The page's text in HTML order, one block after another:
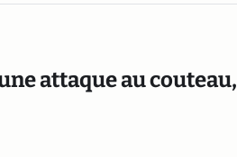
attaque au couteau,